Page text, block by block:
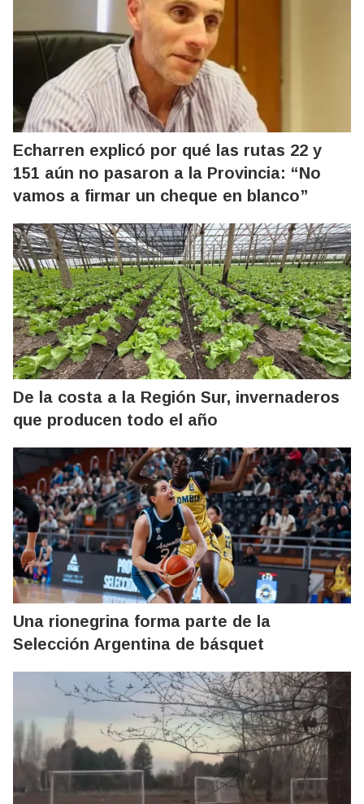
Echarren explicó por qué las rutas 22 y
151 aún no pasaron a la Provincia: “No
vamos a firmar un cheque en blanco”
De la costa a la Región Sur, invernaderos
que producen todo el año
Una rionegrina forma parte de la
Selección Argentina de básquet